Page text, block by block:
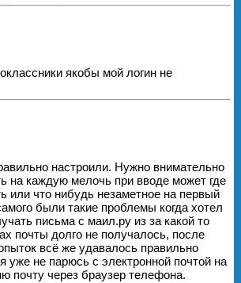
якобы мой логин не
настроили. Нужно внимательно
на каждую мелочь при вводе может где
или что нибудь незаметное на первый
были такие проблемы когда хотел
письма с маил.ру из за какой то
почты долго не получалось, после
всё же удавалось правильно
уже не парюсь с электронной почтой на
почту через браузер телефона.